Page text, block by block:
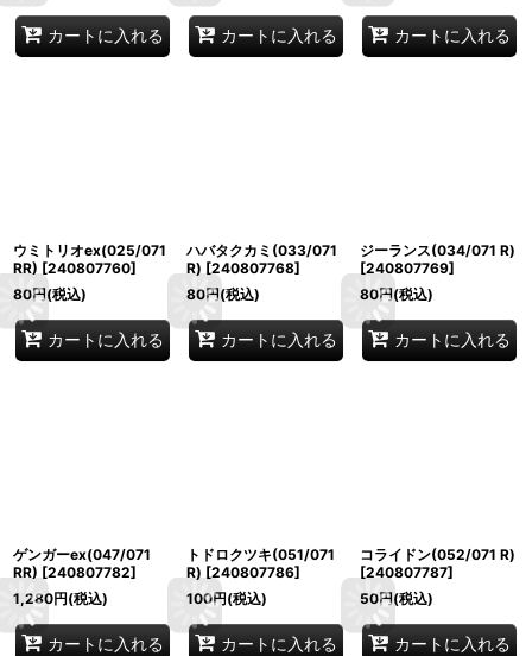
カートに入れる カートに入れる カートに入れる
ウミトリオex(025/071
RR) [240807760]
80円(税込)
カートに入れる
ハバタクカミ(033/071
R) [240807768]
80円(税込)
カートに入れる
ジーランス(034/071 R)
[240807769]
80円(税込)
カートに入れる
ゲンガーex(047/071
RR) [240807782]
1,280円(税込)
カートに入れる
トドロクツキ(051/071
R) [240807786]
100円(税込)
カートに入れる
コライドン(052/071 R)
[240807787]
50円(税込)
カートに入れる